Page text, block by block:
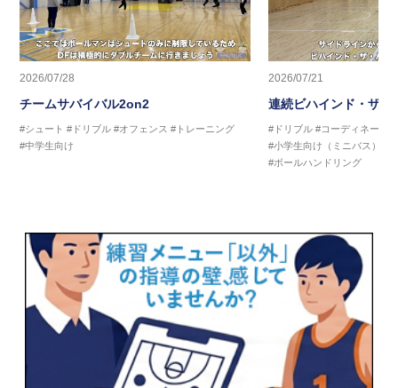
2026/07/28
チームサバイバル2on2
#シュート #ドリブル #オフェンス #トレーニング
#中学生向け
2026/07/21
連続ビハインド・ザ・
#ドリブル #コーディネーシ
#小学生向け（ミニバス）
#ボールハンドリング